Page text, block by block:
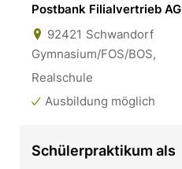
Postbank Filialvertrieb AG
92421 Schwandorf
Gymnasium/FOS/BOS,
Realschule
Ausbildung möglich
Schülerpraktikum als